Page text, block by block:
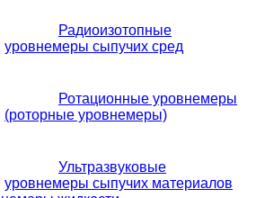
Радиоизотопные
уровнемеры сыпучих сред
Ротационные уровнемеры
(роторные уровнемеры)
Ультразвуковые
уровнемеры сыпучих материалов